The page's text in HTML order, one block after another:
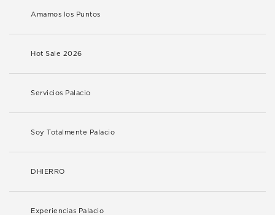
Amamos los Puntos
Hot Sale 2026
Servicios Palacio
Soy Totalmente Palacio
DHIERRO
Experiencias Palacio